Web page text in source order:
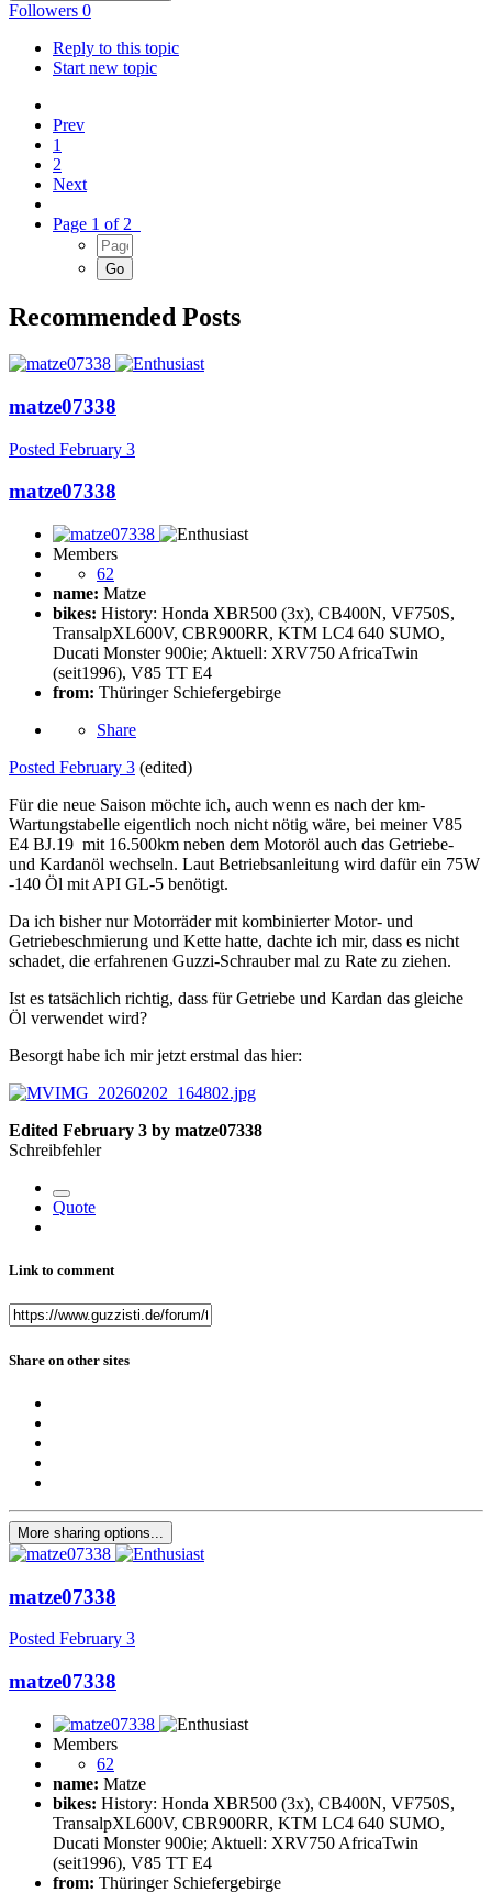
Followers 0
Reply to this topic
Start new topic
Prev
1
2
Next
Page 1 of 2
Recommended Posts
matze07338
Posted February 3
matze07338
Members
62
name: Matze
bikes: History: Honda XBR500 (3x), CB400N, VF750S,
TransalpXL600V, CBR900RR, KTM LC4 640 SUMO,
Ducati Monster 900ie; Aktuell: XRV750 AfricaTwin
(seit1996), V85 TT E4
from: Thüringer Schiefergebirge
Share
Posted February 3 (edited)
Für die neue Saison möchte ich, auch wenn es nach der km-
Wartungstabelle eigentlich noch nicht nötig wäre, bei meiner V85
E4 BJ.19 mit 16.500km neben dem Motoröl auch das Getriebe-
und Kardanöl wechseln. Laut Betriebsanleitung wird dafür ein 75W
-140 Öl mit API GL-5 benötigt.
Da ich bisher nur Motorräder mit kombinierter Motor- und
Getriebeschmierung und Kette hatte, dachte ich mir, dass es nicht
schadet, die erfahrenen Guzzi-Schrauber mal zu Rate zu ziehen.
Ist es tatsächlich richtig, dass für Getriebe und Kardan das gleiche
Öl verwendet wird?
Besorgt habe ich mir jetzt erstmal das hier:
Edited February 3 by matze07338
Schreibfehler
Quote
Link to comment
Share on other sites
More sharing options...
matze07338
Posted February 3
matze07338
Members
62
name: Matze
bikes: History: Honda XBR500 (3x), CB400N, VF750S,
TransalpXL600V, CBR900RR, KTM LC4 640 SUMO,
Ducati Monster 900ie; Aktuell: XRV750 AfricaTwin
(seit1996), V85 TT E4
from: Thüringer Schiefergebirge